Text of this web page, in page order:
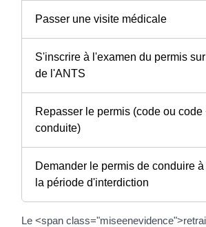
Passer une visite médicale
S'inscrire à l'examen du permis
de l'ANTS
Repasser le permis (code ou code
conduite)
Demander le permis de conduire
la période d'interdiction
Le <span